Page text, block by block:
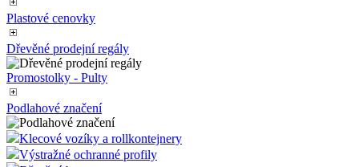
PVC Stojánek L šikmý
PVC Stojánek L kolmý
Formáty PVC fólie přířezy
Cenovkové lišty
Plastové cenovky
Dřevěné prodejní regály